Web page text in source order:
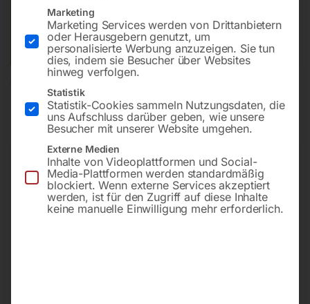
Versandkosten Standard (Österreich):
Bitte beachten Sie: Die Versandkosten gelten für Österreich.
Andere Länder können abweichen.
Sie haben Fragen zu diesem
Artikel?
Gerne helfen wir Ihnen weiter.
Anfrageformular
Marketing
Marketing Services werden von Drittanbietern
oder Herausgebern genutzt, um
personalisierte Werbung anzuzeigen. Sie tun
dies, indem sie Besucher über Websites
hinweg verfolgen.
Statistik
Statistik-Cookies sammeln Nutzungsdaten, die
uns Aufschluss darüber geben, wie unsere
Besucher mit unserer Website umgehen.
Externe Medien
Inhalte von Videoplattformen und Social-
Media-Plattformen werden standardmäßig
blockiert. Wenn externe Services akzeptiert
werden, ist für den Zugriff auf diese Inhalte
keine manuelle Einwilligung mehr erforderlich.